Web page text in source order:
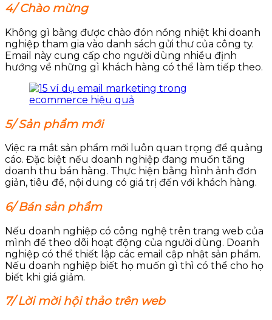
4/ Chào mừng
Không gì bằng được chào đón nồng nhiệt khi doanh
nghiệp tham gia vào danh sách gửi thư của công ty.
Email này cung cấp cho người dùng nhiều định
hướng về những gì khách hàng có thể làm tiếp theo.
5/ Sản phẩm mới
Việc ra mắt sản phẩm mới luôn quan trọng để quảng
cáo. Đặc biệt nếu doanh nghiệp đang muốn tăng
doanh thu bán hàng. Thực hiện bằng hình ảnh đơn
giản, tiêu đề, nội dung có giá trị đến với khách hàng.
6/ Bán sản phẩm
Nếu doanh nghiệp có công nghệ trên trang web của
mình để theo dõi hoạt động của người dùng. Doanh
nghiệp có thể thiết lập các email cập nhật sản phẩm.
Nếu doanh nghiệp biết họ muốn gì thì có thể cho họ
biết khi giá giảm.
7/ Lời mời hội thảo trên web